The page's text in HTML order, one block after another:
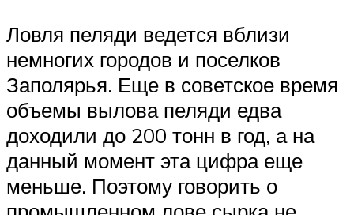
Ловля пеляди ведется вблизи
немногих городов и поселков
Заполярья. Еще в советское время
объемы вылова пеляди едва
доходили до 200 тонн в год, а на
данный момент эта цифра еще
меньше. Поэтому говорить о